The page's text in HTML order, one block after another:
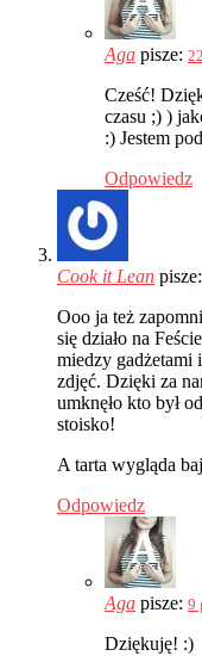
Aga pisze:
Cześć!
czasu ;) )
:) Jestem
Odpowiedz
Cook it Lean pisze:
Ooo ja też
się działo na
miedzy gadżetami
zdjęć. Dzięki za
umknęło kto był
stoisko!
A tarta wygląda
Odpowiedz
Aga pisze: 9
Dziękuję! :)